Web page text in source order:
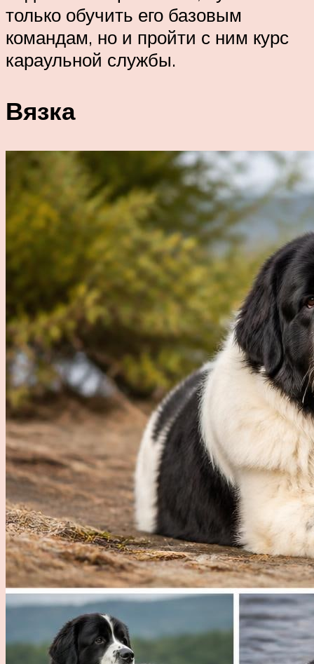
только обучить его базовым
командам, но и пройти с ним курс
караульной службы.
Вязка